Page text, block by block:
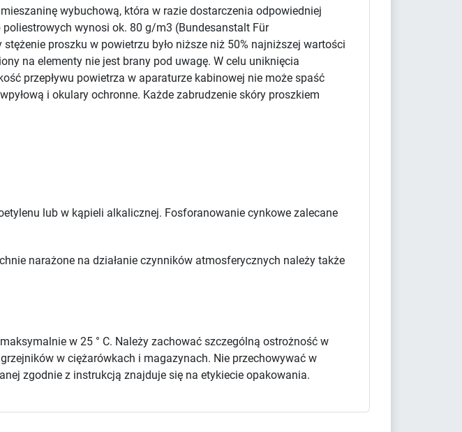
wybuchową, która w razie dostarczenia odpowiedniej
wynosi ok. 80 g/m3 (Bundesanstalt Für
proszku w powietrzu było niższe niż 50% najniższej wartości
na elementy nie jest brany pod uwagę. W celu uniknięcia
przepływu powietrza w aparaturze kabinowej nie może spaść
i okulary ochronne. Każde zabrudzenie skóry proszkiem
lub w kąpieli alkalicznej. Fosforanowanie cynkowe zalecane
narażone na działanie czynników atmosferycznych należy także
w 25 ° C. Należy zachować szczególną ostrożność w
w ciężarówkach i magazynach. Nie przechowywać w
zgodnie z instrukcją znajduje się na etykiecie opakowania.